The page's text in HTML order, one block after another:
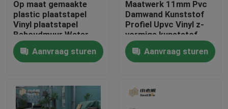
Contacteer ons
bloggen
Verzoek om een Citaat
Op maat gemaakte
plastic plaatstapel
Vinyl plaatstapel
Behoudmuur Water
Lake oplossing
Aanvraag sturen
Maatwerk 11mm Pvc
Damwand Kunststof
Profiel Upvc Vinyl z-
vormige kunststof
palen
Aanvraag sturen